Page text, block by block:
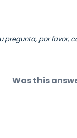
pregunta, por favor,
Was this